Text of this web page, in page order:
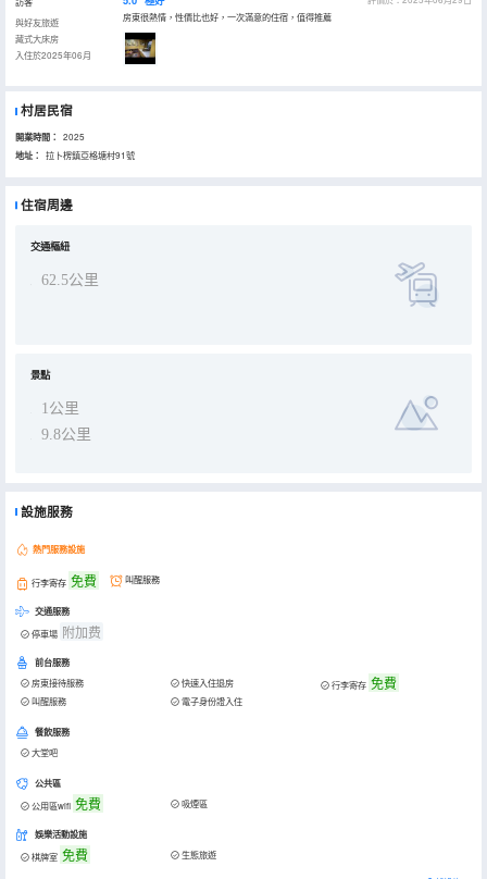
與好友旅遊
藏式大床房
入住於2025年06月
房東很熱情，性價比也好，一次滿意的住宿，值得推薦
村居民宿
開業時間： 2025
地址： 拉卜楞鎮亞格塘村91號
住宿周邊
交通樞紐
62.5公里
景點
1公里
9.8公里
設施服務
熱門服務設施
行李寄存 免費 叫醒服務
交通服務
停車場 附加费
前台服務
房東接待服務 快速入住退房 行李寄存 免費
叫醒服務 電子身份證入住
餐飲服務
大堂吧
公共區
公用區wifi 免費 吸煙區
娛樂活動設施
棋牌室 免費 生態旅遊